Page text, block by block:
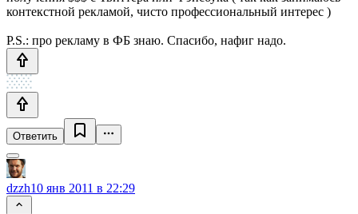
контекстной рекламой, чисто профессиональный интерес )
P.S.: про рекламу в ФБ знаю. Спасибо, нафиг надо.
Ответить
dzzh10 янв 2011 в 22:29